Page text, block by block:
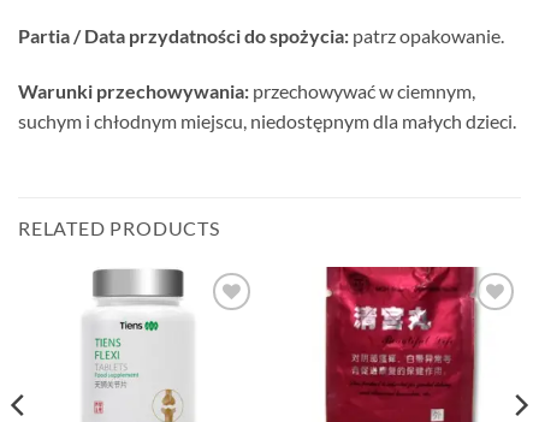
Partia / Data przydatności do spożycia: patrz opakowanie.
Warunki przechowywania: przechowywać w ciemnym,
suchym i chłodnym miejscu, niedostępnym dla małych dzieci.
RELATED PRODUCTS